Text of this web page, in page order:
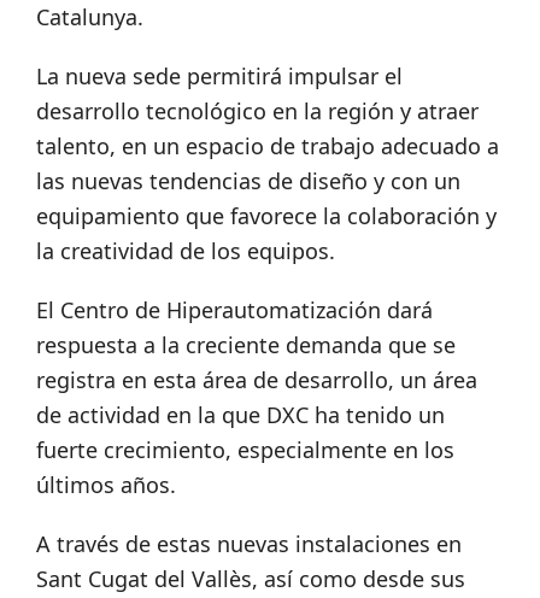
Catalunya.
La nueva sede permitirá impulsar el
desarrollo tecnológico en la región y atraer
talento, en un espacio de trabajo adecuado a
las nuevas tendencias de diseño y con un
equipamiento que favorece la colaboración y
la creatividad de los equipos.
El Centro de Hiperautomatización dará
respuesta a la creciente demanda que se
registra en esta área de desarrollo, un área
de actividad en la que DXC ha tenido un
fuerte crecimiento, especialmente en los
últimos años.
A través de estas nuevas instalaciones en
Sant Cugat del Vallès, así como desde sus